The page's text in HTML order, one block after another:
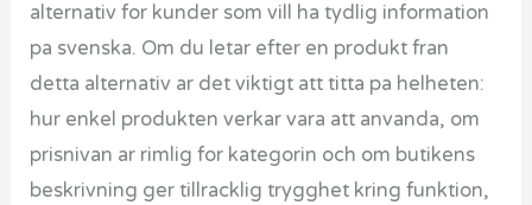
alternativ for kunder som vill ha tydlig information
pa svenska. Om du letar efter en produkt fran
detta alternativ ar det viktigt att titta pa helheten:
hur enkel produkten verkar vara att anvanda, om
prisnivan ar rimlig for kategorin och om butikens
beskrivning ger tillracklig trygghet kring funktion,